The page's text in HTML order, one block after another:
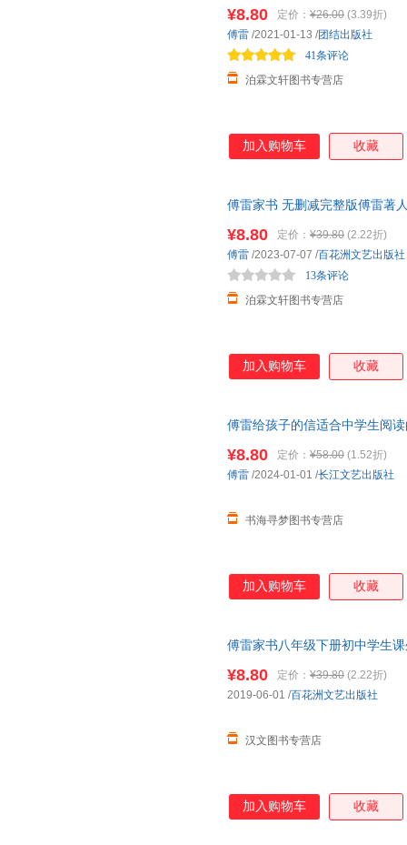
¥8.80 定价： ¥26.00 (3.39折)
泊霖文轩图书专营店
41条评论
傅雷 /2021-01-13 /团结出版社
加入购物车 收藏
傅雷家书 无删减完整版傅雷著
¥8.80 定价： ¥39.80 (2.22折)
泊霖文轩图书专营店
13条评论
傅雷 /2023-07-07 /百花洲文艺出版社
加入购物车 收藏
傅雷给孩子的信适合中学生阅
十
¥8.80 定价： ¥58.00 (1.52折)
书海寻梦图书专营店
傅雷 /2024-01-01 /长江文艺出版社
加入购物车 收藏
傅雷家书八年级下册初中学生
¥8.80 定价： ¥39.80 (2.22折)
汉文图书专营店
2019-06-01 /百花洲文艺出版社
加入购物车 收藏